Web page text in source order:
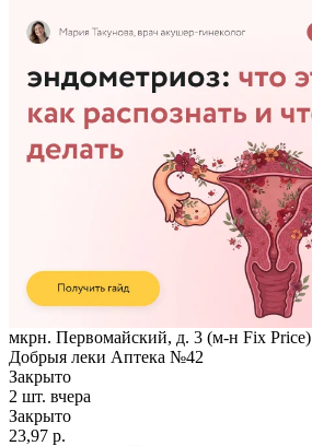
мкрн. Первомайский, д. 3 (м-н Fix Рrice)
Добрыя леки Аптека №42
Закрыто
2 шт. вчера
Закрыто
23,97 р.